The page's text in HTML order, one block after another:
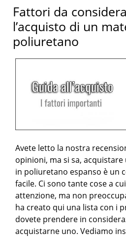
Fattori da
l’acquisto di un
poliuretano
Avete letto la nostra
opinioni, ma si sa,
in poliuretano espanso è un
facile. Ci sono tante cose a
attenzione, ma non
ha creato qui una lista con i
dovete prendere in
acquistarne uno. Vediamo